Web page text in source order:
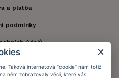
a platba
podmínky
údajů
Taková internetová "cookie" nám totiž
něm zobrazovaly věci, které vás